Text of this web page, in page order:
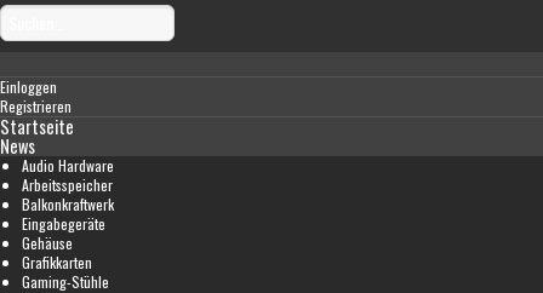
Einloggen
Registrieren
Startseite
News
Audio Hardware
Arbeitsspeicher
Balkonkraftwerk
Eingabegeräte
Gehäuse
Grafikkarten
Gaming-Stühle